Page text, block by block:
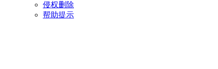
侵权删除
帮助提示